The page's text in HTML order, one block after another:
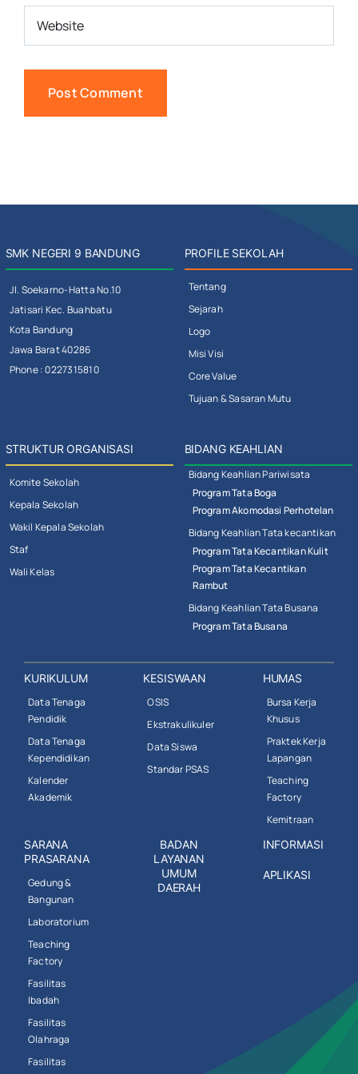
SMK NEGERI 9 BANDUNG
Jl. Soekarno-Hatta No.10
Jatisari Kec. Buahbatu
Kota Bandung
Jawa Barat 40286
Phone : 0227315810
PROFILE SEKOLAH
Tentang
Sejarah
Logo
Misi Visi
Core Value
Tujuan & Sasaran Mutu
STRUKTUR ORGANISASI
Komite Sekolah
Kepala Sekolah
Wakil Kepala Sekolah
Staf
Wali Kelas
BIDANG KEAHLIAN
Bidang Keahlian Pariwisata
Program Tata Boga
Program Akomodasi Perhotelan
Bidang Keahlian Tata kecantikan
Program Tata Kecantikan Kulit
Program Tata Kecantikan
Rambut
Bidang Keahlian Tata Busana
Program Tata Busana
KURIKULUM
Data Tenaga
Pendidik
Data Tenaga
Kependidikan
Kalender
Akademik
KESISWAAN
OSIS
Ekstrakulikuler
Data Siswa
Standar PSAS
HUMAS
Bursa Kerja
Khusus
Praktek Kerja
Lapangan
Teaching
Factory
Kemitraan
SARANA
PRASARANA
Gedung &
Bangunan
Laboratorium
Teaching
Factory
Fasilitas
Ibadah
Fasilitas
Olahraga
Fasilitas
BADAN
LAYANAN
UMUM
DAERAH
INFORMASI
APLIKASI